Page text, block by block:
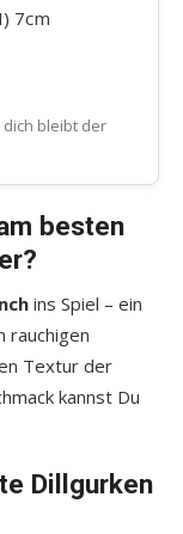
7cm
dich bleibt der
besten
ins Spiel – ein
rauchigen
Textur der
kannst Du
Dillgurken